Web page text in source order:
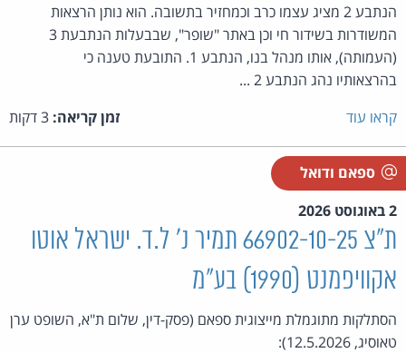
הנתבע 2 מציג עצמו כרב וכמחזיר בתשובה. הוא נותן הרצאות
המשודרות בשידור חי וכן באתר "שופר", שבבעלות הנתבעת 3
(העמותה), אותו מנהל בנו, הנתבע 1. התובעת טענה כי
בהרצאותיו נהג הנתבע 2 ...
קראו עוד
זמן קריאה:
ספאם ודואל
2 באוגוסט 2026
ת"צ 66902-10-25 תמיר נ' ל.ד. ישראל אוטו
אקוויפמנט (1990) בע"מ
הסתלקות מתוגמלת מייצוגית ספאם (פסק-דין, שלום ת"א, השופט ערן
טאוסיג, 12.5.2026):